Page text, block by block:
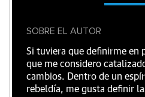
SOBRE EL AUTOR
Si tuviera que definirme en
que me considero
cambios. Dentro de un
rebeldía, me gusta definir